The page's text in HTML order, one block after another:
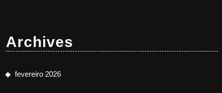
Archives
fevereiro 2026